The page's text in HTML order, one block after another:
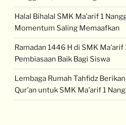
Halal Bihalal SMK Ma’arif 1
Momentum Saling Memaafkan
Ramadan 1446 H di SMK Ma’arif
Pembiasaan Baik Bagi Siswa
Lembaga Rumah Tahfidz
Qur’an untuk SMK Ma’arif 1